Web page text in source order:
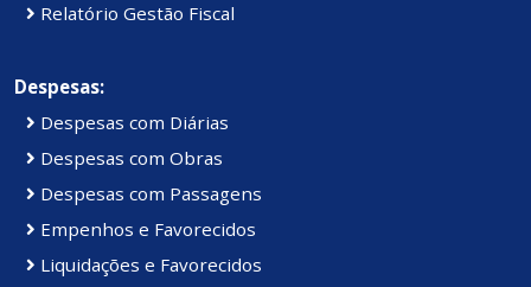
Relatório Gestão Fiscal
Despesas:
Despesas com Diárias
Despesas com Obras
Despesas com Passagens
Empenhos e Favorecidos
Liquidações e Favorecidos